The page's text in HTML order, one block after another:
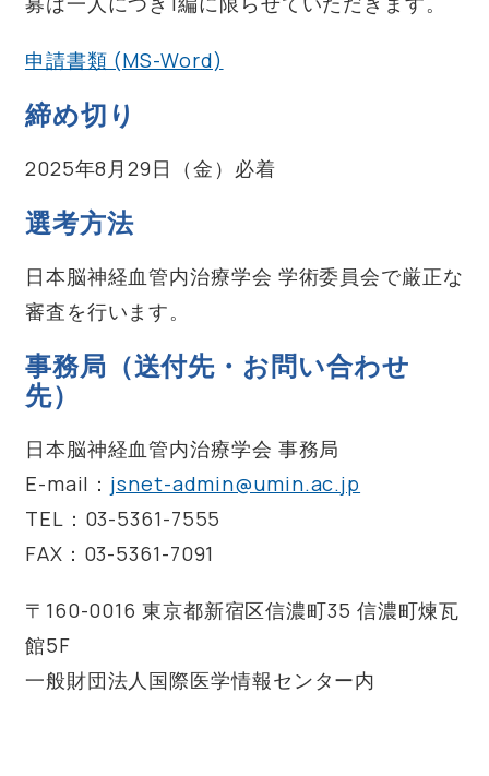
申請書類 (MS-Word)
締め切り
2025年8月29日（金）必着
選考方法
日本脳神経血管内治療学会 学術委員会で厳正な
審査を行います。
事務局（送付先・お問い合わせ
先）
日本脳神経血管内治療学会 事務局
E-mail： jsnet-admin@umin.ac.jp
TEL：03-5361-7555
FAX：03-5361-7091
〒160-0016 東京都新宿区信濃町35 信濃町煉瓦
館5F
一般財団法人国際医学情報センター内